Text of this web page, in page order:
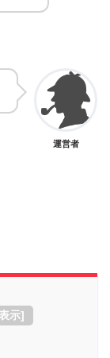
運営者
示]